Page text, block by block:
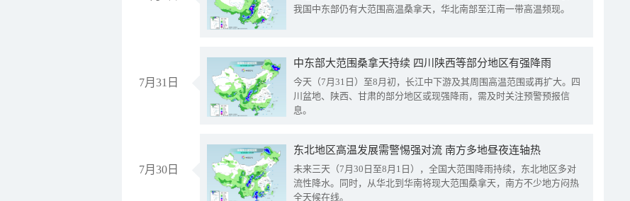
我国中东部仍有大范围高温桑拿天，华北南部至江南一带高温频现。
7月31日
中东部大范围桑拿天持续 四川陕西等部分地区有强降雨
今天（7月31日）至8月初，长江中下游及其周围高温范围或再扩大。四
川盆地、陕西、甘肃的部分地区或现强降雨，需及时关注预警预报信
息。
7月30日
东北地区高温发展需警惕强对流 南方多地昼夜连轴热
未来三天（7月30日至8月1日），全国大范围降雨持续，东北地区多对
流性降水。同时，从华北到华南将现大范围桑拿天，南方不少地方闷热
全天候在线。